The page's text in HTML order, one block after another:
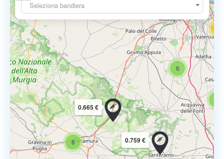
Seleziona bandiera
6
6
0.759 €
0.665 €